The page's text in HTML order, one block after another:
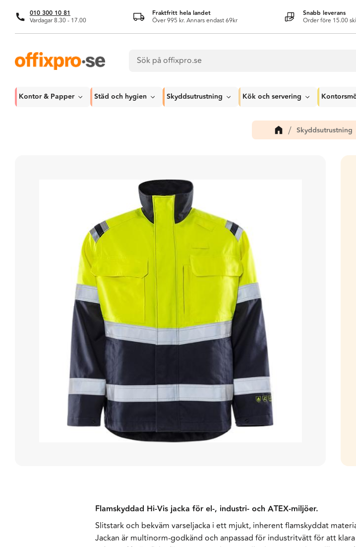
010 300 10 81
Vardagar 8.30 - 17.00
Fraktfritt hela landet
Över 995 kr. Annars endast 69kr
Snabb leverans
Order före 15.00
Kontor & Papper Städ och hygien Skyddsutrustning Kök och servering
Skyddsutrustning
Flamskyddad Hi-Vis jacka för el-, industri- och ATEX-miljöer.
Slitstark och bekväm varseljacka i ett mjukt, inherent flamskyddat
Jackan är multinorm-godkänd och anpassad för industritvätt för att